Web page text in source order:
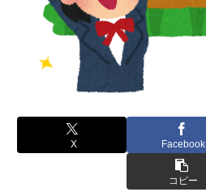
X Facebook
コピー